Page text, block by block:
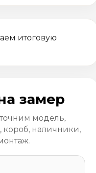
итоговую
замер
модель,
наличники,